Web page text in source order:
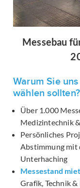
Messebau
Warum Sie
wählen sollten?
Über 1.000
Medizintechnik
Persönliches
Abstimmung mit
Unterhaching
Messestand
Grafik, Technik